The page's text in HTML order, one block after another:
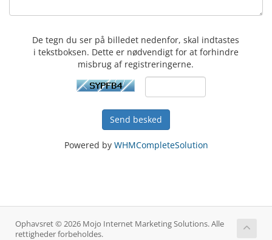
De tegn du ser på billedet nedenfor, skal indtastes
i tekstboksen. Dette er nødvendigt for at forhindre
misbrug af registreringerne.
Send besked
Powered by WHMCompleteSolution
Ophavsret © 2026 Mojo Internet Marketing Solutions. Alle
rettigheder forbeholdes.